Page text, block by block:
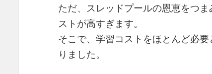
ただ、スレッドプールの恩恵をつ
ストが高すぎます。
そこで、学習コストをほとんど必
りました。